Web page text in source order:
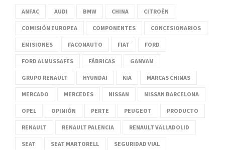
ANFAC AUDI BMW CHINA CITROËN
COMISIÓN EUROPEA COMPONENTES CONCESIONARIOS
EMISIONES FACONAUTO FIAT FORD
FORD ALMUSSAFES FÁBRICAS GANVAM
GRUPO RENAULT HYUNDAI KIA MARCAS CHINAS
MERCADO MERCEDES NISSAN NISSAN BARCELONA
OPEL OPINIÓN PERTE PEUGEOT PRODUCTO
RENAULT RENAULT PALENCIA RENAULT VALLADOLID
SEAT SEAT MARTORELL SEGURIDAD VIAL